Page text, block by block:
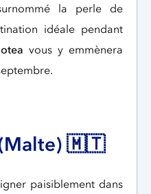
la perle de
idéale pendant
vous y emmènera
(Malte) 🇲🇹
paisiblement dans